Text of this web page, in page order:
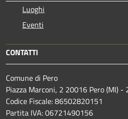
Luoghi
Eventi
CONTATTI
Comune di Pero
Piazza Marconi, 2 20016 Pero (MI) -
Codice Fiscale: 86502820151
Partita IVA: 06721490156